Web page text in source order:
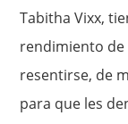
Tabitha Vixx,
rendimiento de
resentirse, de
para que les